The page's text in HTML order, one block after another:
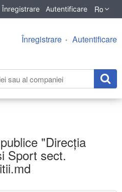
Înregistrare Autentificare Ro
Înregistrare Autentificare
"Direcţia
Sport sect.